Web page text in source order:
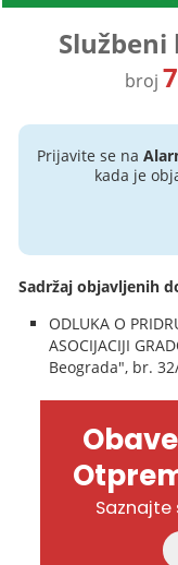
Službeni
broj
Prijavite se na
kada je
Sadržaj objavljenih
ODLUKA O
ASOCIJACIJI
Beograda", br.